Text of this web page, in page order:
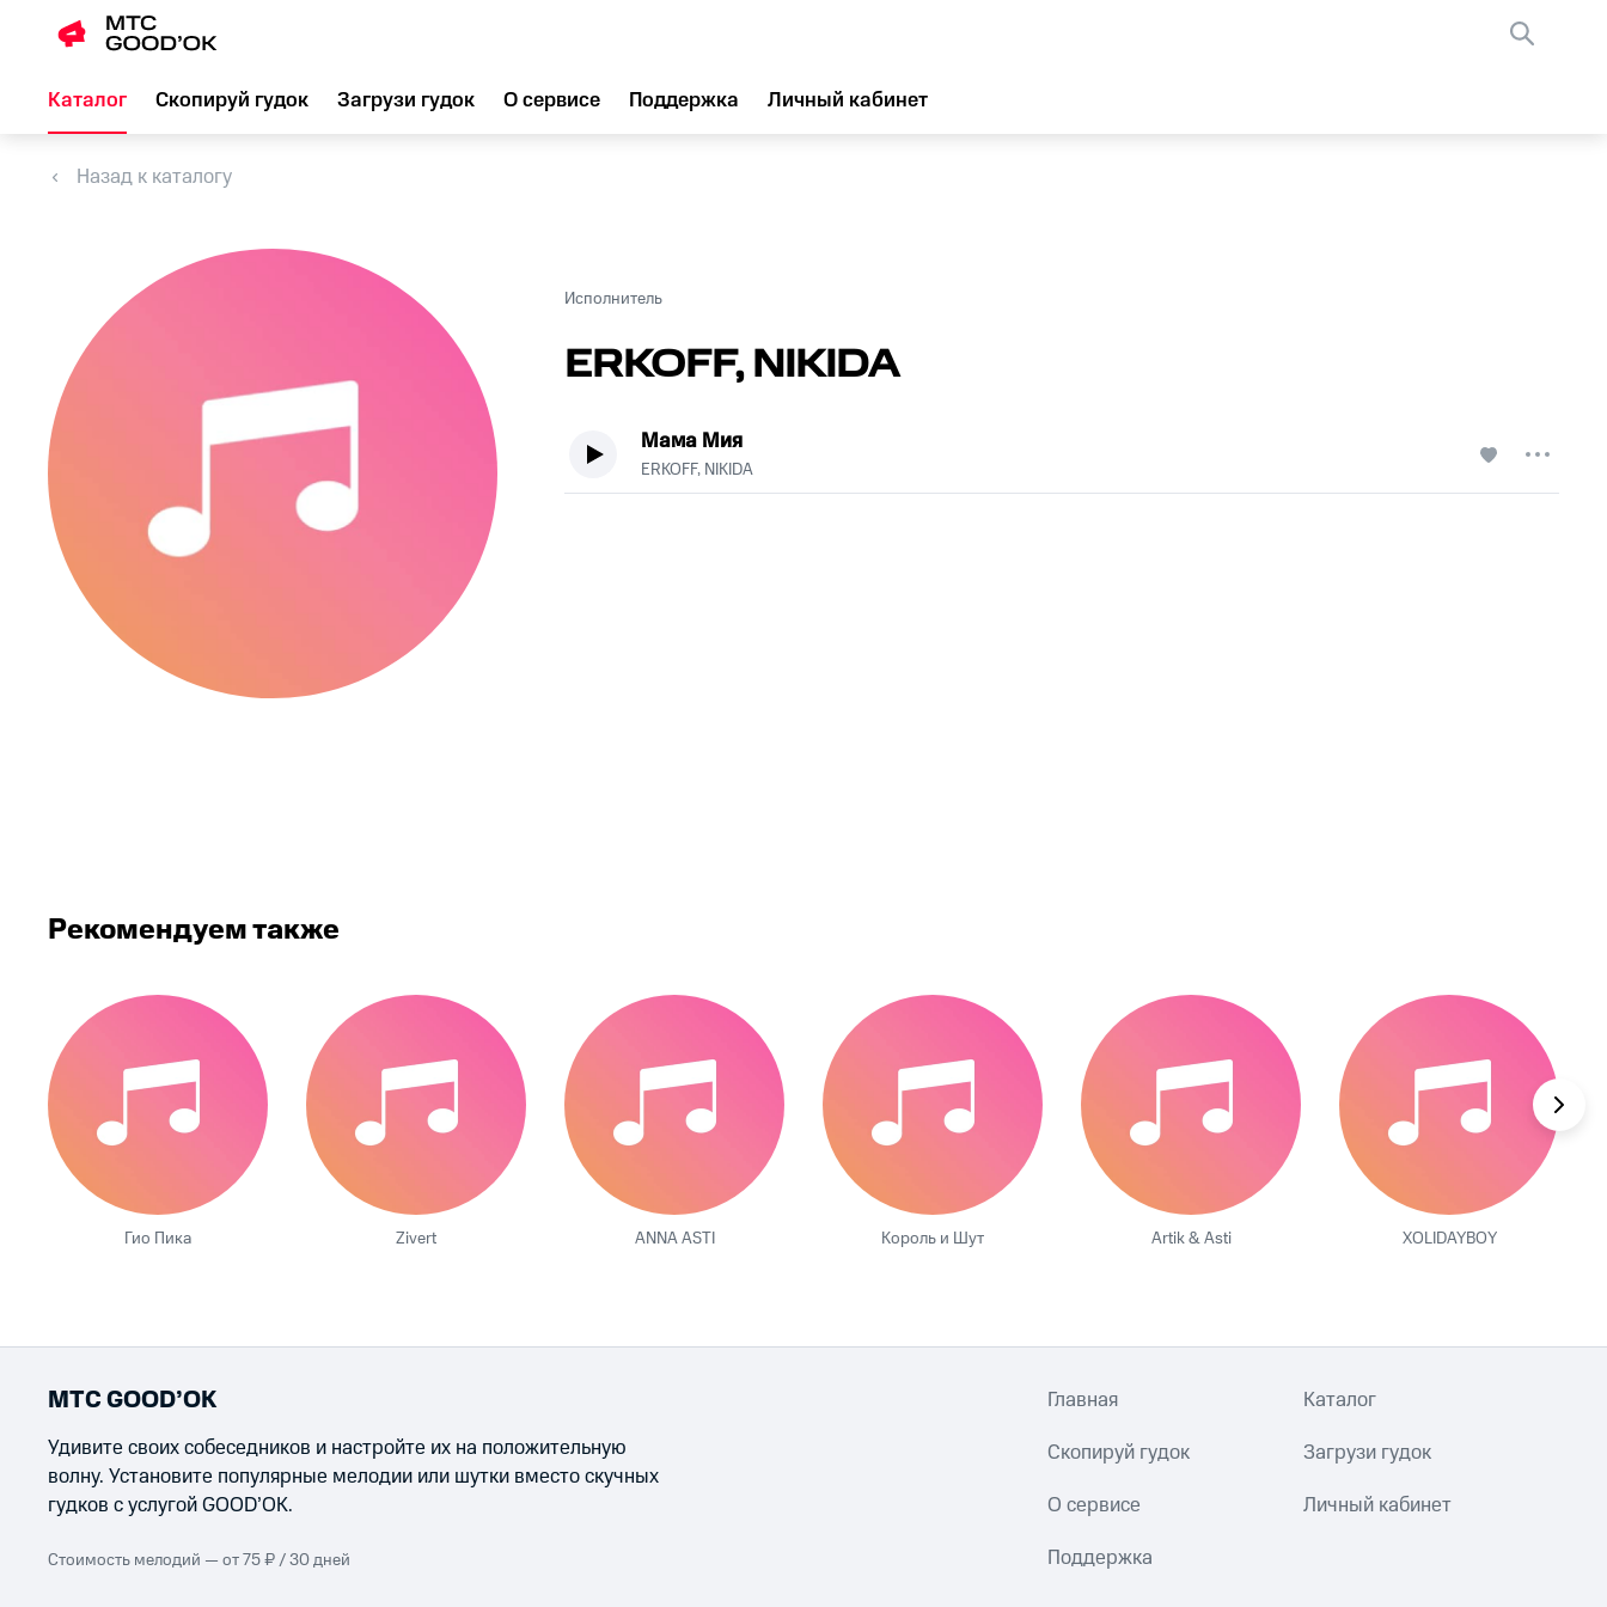
Каталог Скопируй гудок Загрузи гудок О сервисе Поддержка Личный кабинет
Назад к каталогу
Исполнитель
ERKOFF, NIKIDA
Мама Мия
ERKOFF, NIKIDA
Рекомендуем также
Гио Пика Zivert ANNA ASTI Король и Шут Artik & Asti XOLIDAYBOY
МТС GOOD’OK
Удивите своих собеседников и настройте их на положительную
волну. Установите популярные мелодии или шутки вместо скучных
гудков с услугой GOOD’OK.
Стоимость мелодий — от 75 ₽ / 30 дней
Главная Каталог
Скопируй гудок Загрузи гудок
О сервисе Личный кабинет
Поддержка